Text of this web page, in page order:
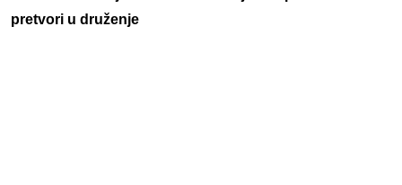
pretvori u druženje